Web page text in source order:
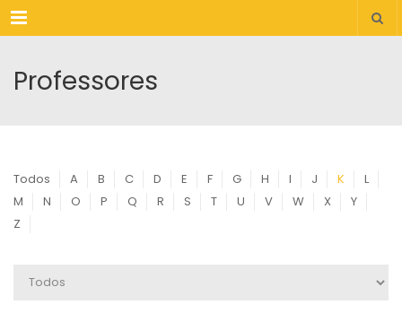
Menu
Professores
Todos A B C D E F G H I J K
L
M
N O P Q R S T U V W X
Y
Z